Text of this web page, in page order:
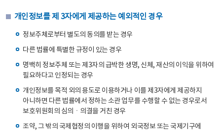
개인정보를 제 3자에게 제공하는 예외적인 경우
정보주체로부터 별도의 동의를 받는 경우
다른 법률에 특별한 규정이 있는 경우
명백히 정보주체 또는 제3자의 급박한 생명, 신체, 재산의 이익을 위하여
필요하다고 인정되는 경우
개인정보를 목적 외의 용도로 이용하거나 이를 제3자에게 제공하지
아니하면 다른 법률에서 정하는 소관 업무를 수행할 수 없는 경우로서
보호위원회의 심의ㆍ의결을 거친 경우
조약, 그 밖의 국제협정의 이행을 위하여 외국정보 또는 국제기구에